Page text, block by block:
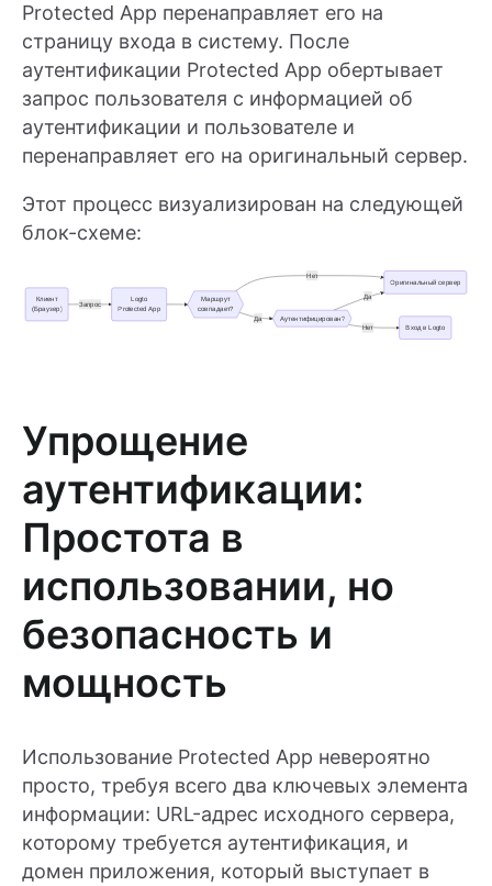
Protected App перенаправляет его на
страницу входа в систему. После
аутентификации Protected App обертывает
запрос пользователя с информацией об
аутентификации и пользователе и
перенаправляет его на оригинальный сервер.
Этот процесс визуализирован на следующей
блок-схеме:
Упрощение
аутентификации:
Простота в
использовании, но
безопасность и
мощность
Использование Protected App невероятно
просто, требуя всего два ключевых элемента
информации: URL-адрес исходного сервера,
которому требуется аутентификация, и
домен приложения, который выступает в